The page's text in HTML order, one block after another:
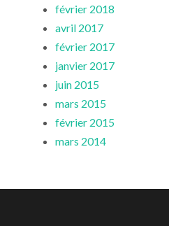
février 2018
avril 2017
février 2017
janvier 2017
juin 2015
mars 2015
février 2015
mars 2014